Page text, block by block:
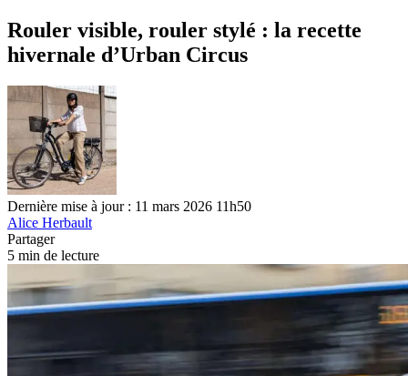
Rouler visible, rouler stylé : la recette
hivernale d’Urban Circus
Dernière mise à jour : 11 mars 2026 11h50
Alice Herbault
Partager
5 min de lecture